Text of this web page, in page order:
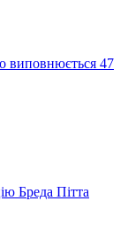
виповнюється 47
Бреда Пітта